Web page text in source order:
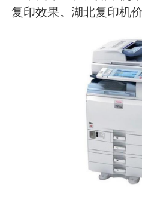
复印效果。湖北复印机